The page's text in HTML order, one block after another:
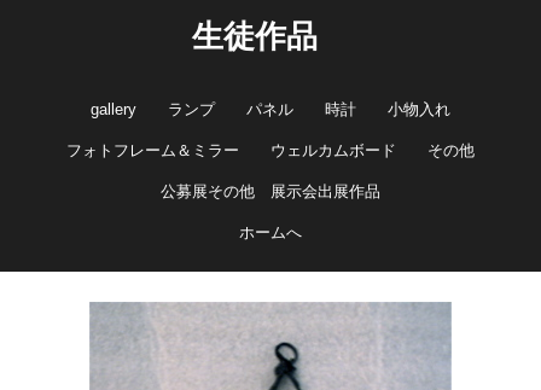
生徒作品
gallery ランプ パネル 時計 小物入れ
フォトフレーム＆ミラー ウェルカムボード その他
公募展その他 展示会出展作品
ホームへ